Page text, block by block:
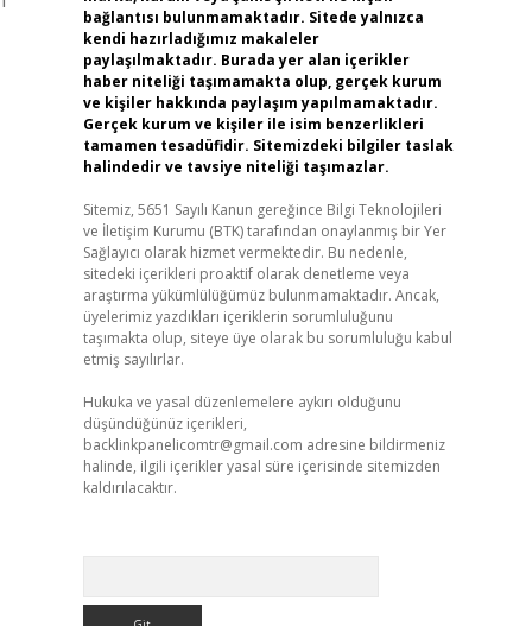
bağlantısı bulunmamaktadır. Sitede yalnızca
kendi hazırladığımız makaleler
paylaşılmaktadır. Burada yer alan içerikler
haber niteliği taşımamakta olup, gerçek kurum
ve kişiler hakkında paylaşım yapılmamaktadır.
Gerçek kurum ve kişiler ile isim benzerlikleri
tamamen tesadüfidir. Sitemizdeki bilgiler taslak
halindedir ve tavsiye niteliği taşımazlar.
Sitemiz, 5651 Sayılı Kanun gereğince Bilgi Teknolojileri
ve İletişim Kurumu (BTK) tarafından onaylanmış bir Yer
Sağlayıcı olarak hizmet vermektedir. Bu nedenle,
sitedeki içerikleri proaktif olarak denetleme veya
araştırma yükümlülüğümüz bulunmamaktadır. Ancak,
üyelerimiz yazdıkları içeriklerin sorumluluğunu
taşımakta olup, siteye üye olarak bu sorumluluğu kabul
etmiş sayılırlar.
Hukuka ve yasal düzenlemelere aykırı olduğunu
düşündüğünüz içerikleri,
backlinkpanelicomtr@gmail.com adresine bildirmeniz
halinde, ilgili içerikler yasal süre içerisinde sitemizden
kaldırılacaktır.